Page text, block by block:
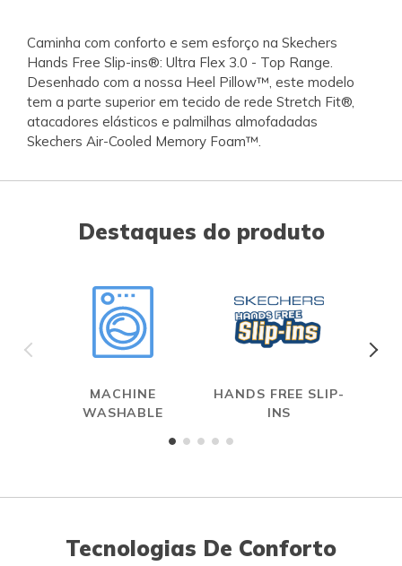
Caminha com conforto e sem esforço na Skechers
Hands Free Slip-ins®: Ultra Flex 3.0 - Top Range.
Desenhado com a nossa Heel Pillow™, este modelo
tem a parte superior em tecido de rede Stretch Fit®,
atacadores elásticos e palmilhas almofadadas
Skechers Air-Cooled Memory Foam™.
Destaques do produto
MACHINE
WASHABLE
HANDS FREE SLIP-
INS
Tecnologias De Conforto